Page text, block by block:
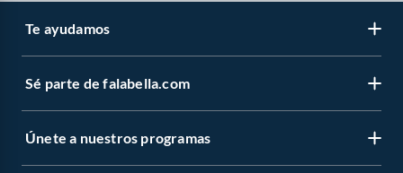
Te ayudamos
Sé parte de falabella.com
Únete a nuestros programas